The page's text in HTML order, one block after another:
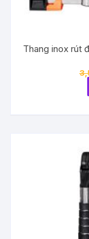
Thang inox rút